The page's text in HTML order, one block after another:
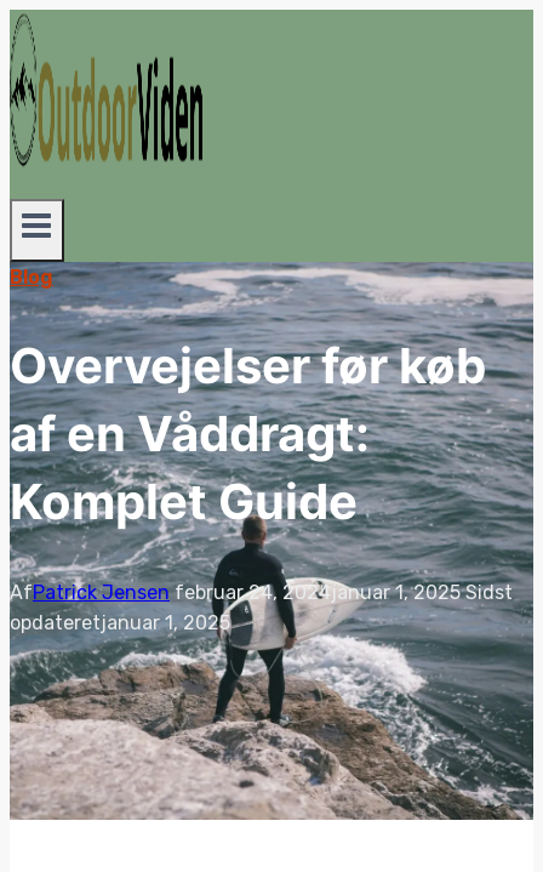
Fortsæt
til
indhold
Blog
Overvejelser før køb
af en Våddragt:
Komplet Guide
AfPatrick Jensen februar 24, 2024januar 1, 2025 Sidst
opdateretjanuar 1, 2025